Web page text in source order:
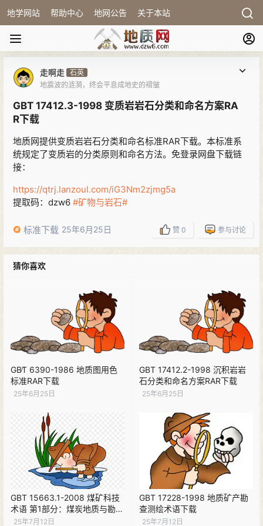
地学网站 帮助中心 地网公告 关于本站
走啊走 石英
地震波的涟漪，终会平息成地史的褶皱
GBT 17412.3-1998 变质岩岩石分类和命名方案RA
R下载
地质网提供变质岩岩石分类和命名标准RAR下载。本标准系
统规定了变质岩的分类原则和命名方法。免登录网盘下载链
接：
https://qtrj.lanzoul.com/iG3Nm2zjmg5a
提取码：dzw6 #矿物与岩石#
标准下载 25年6月25日 赞 0 参与讨论
猜你喜欢
GB∕T 6390-1986 地质图用色
标准RAR下载
25年6月25日
GBT 17412.2-1998 沉积岩岩
石分类和命名方案RAR下载
25年6月25日
GBT 15663.1-2008 煤矿科技
术语 第1部分：煤炭地质与勘查
下载
25年7月12日
GBT 17228-1998 地质矿产勘
查测绘术语下载
25年7月12日